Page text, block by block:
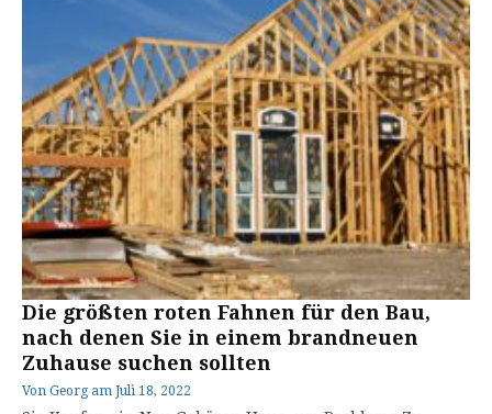
Die größten roten Fahnen für den Bau,
nach denen Sie in einem brandneuen
Zuhause suchen sollten
Von Georg am Juli 18, 2022